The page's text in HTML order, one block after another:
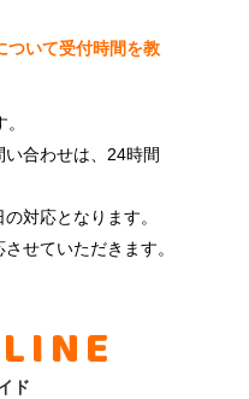
ついて受付時間を教
い合わせは、24時間
対応となります。
せていただきます。
ド